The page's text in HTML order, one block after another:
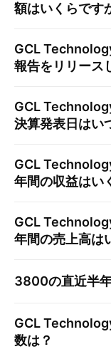
額はいくらです
GCL
報告をリリース
GCL
決算発表日はい
GCL
年間の収益はい
GCL
年間の売上高は
3800の直近半
GCL
数は？